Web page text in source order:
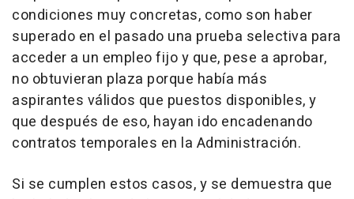
condiciones muy concretas, como son haber
superado en el pasado una prueba selectiva para
acceder a un empleo fijo y que, pese a aprobar,
no obtuvieran plaza porque había más
aspirantes válidos que puestos disponibles, y
que después de eso, hayan ido encadenando
contratos temporales en la Administración.
Si se cumplen estos casos, y se demuestra que